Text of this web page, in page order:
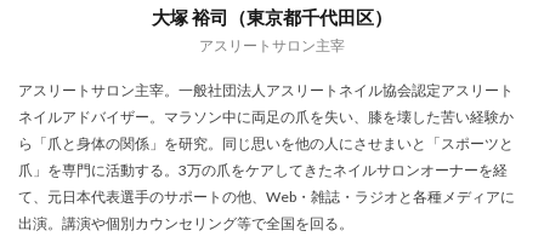
大塚 裕司（東京都千代田区）
アスリートサロン主宰
アスリートサロン主宰。一般社団法人アスリートネイル協会認定アスリート
ネイルアドバイザー。マラソン中に両足の爪を失い、膝を壊した苦い経験か
ら「爪と身体の関係」を研究。同じ思いを他の人にさせまいと「スポーツと
爪」を専門に活動する。3万の爪をケアしてきたネイルサロンオーナーを経
て、元日本代表選手のサポートの他、Web・雑誌・ラジオと各種メディアに
出演。講演や個別カウンセリング等で全国を回る。